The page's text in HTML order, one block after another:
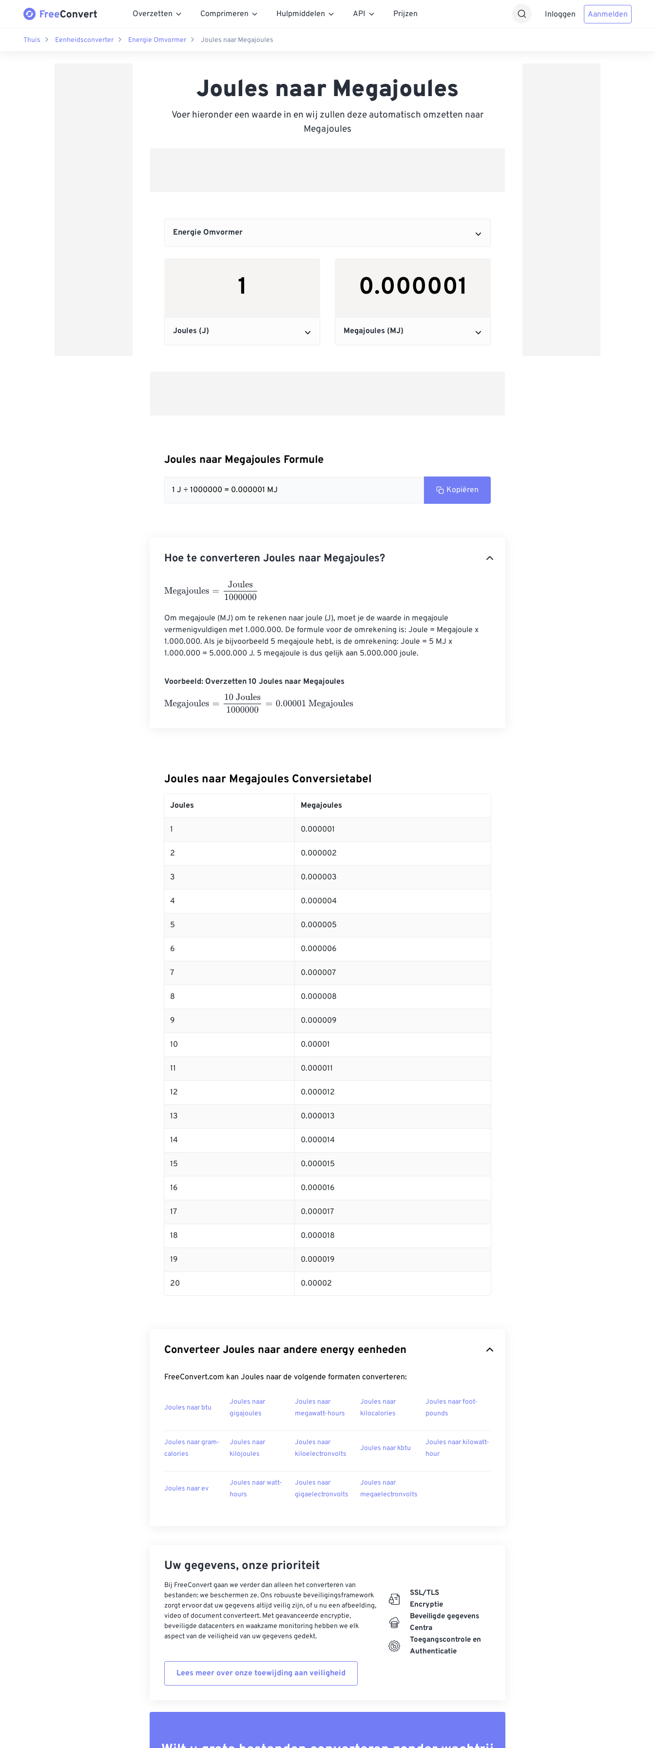
Overzetten Comprimeren Hulpmiddelen API Prijzen Inloggen Aanmelden
Thuis Eenheidsconverter Energie Omvormer Joules naar Megajoules
Joules naar Megajoules
Voer hieronder een waarde in en wij zullen deze automatisch omzetten naar
Megajoules
Joules naar Megajoules Formule
1 J ÷ 1000000 = 0.000001 MJ Kopiëren
Hoe te converteren Joules naar Megajoules?
Megajoules Joules1000000
Om megajoule (MJ) om te rekenen naar joule (J), moet je de waarde in megajoule
vermenigvuldigen met 1.000.000. De formule voor de omrekening is: Joule = Megajoule x
1.000.000. Als je bijvoorbeeld 5 megajoule hebt, is de omrekening: Joule = 5 MJ x
1.000.000 = 5.000.000 J. 5 megajoule is dus gelijk aan 5.000.000 joule.
Voorbeeld: Overzetten 10 Joules naar Megajoules
Megajoules
10 Joules1000000 =0.00001 Megajoules
Joules naar Megajoules Conversietabel
Joules Megajoules
1 0.000001
2 0.000002
3 0.000003
4 0.000004
5 0.000005
6 0.000006
7 0.000007
8 0.000008
9 0.000009
10 0.00001
11 0.000011
12 0.000012
13 0.000013
14 0.000014
15 0.000015
16 0.000016
17 0.000017
18 0.000018
19 0.000019
20 0.00002
Converteer Joules naar andere energy eenheden
FreeConvert.com kan Joules naar de volgende formaten converteren:
Joules naar btu
Joules naar
gigajoules
Joules naar
megawatt-hours
Joules naar
kilocalories
Joules naar foot-
pounds
Joules naar gram-
calories
Joules naar
kilojoules
Joules naar
kiloelectronvolts
Joules naar kbtu
Joules naar kilowatt-
hour
Joules naar ev
Joules naar watt-
hours
Joules naar
gigaelectronvolts
Joules naar
megaelectronvolts
Uw gegevens, onze prioriteit
Bij FreeConvert gaan we verder dan alleen het converteren van
bestanden: we beschermen ze. Ons robuuste beveiligingsframework
zorgt ervoor dat uw gegevens altijd veilig zijn, of u nu een afbeelding,
video of document converteert. Met geavanceerde encryptie,
beveiligde datacenters en waakzame monitoring hebben we elk
aspect van de veiligheid van uw gegevens gedekt.
Lees meer over onze toewijding aan veiligheid
SSL/TLS
Encryptie
Beveiligde gegevens
Centra
Toegangscontrole en
Authenticatie